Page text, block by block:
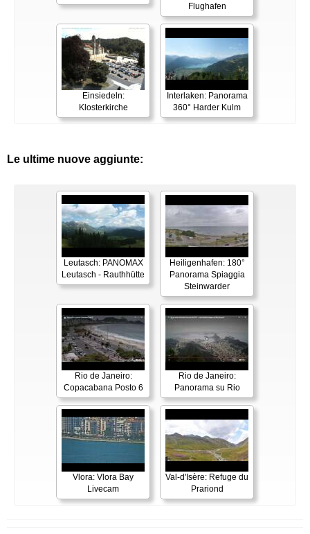
Flughafen
Einsiedeln:
Klosterkirche
Interlaken: Panorama
360° Harder Kulm
Le ultime nuove aggiunte:
Leutasch: PANOMAX
Leutasch - Rauthhütte
Heiligenhafen: 180°
Panorama Spiaggia
Steinwarder
Rio de Janeiro:
Copacabana Posto 6
Rio de Janeiro:
Panorama su Rio
Vlora: Vlora Bay
Livecam
Val-d'Isère: Refuge du
Prariond